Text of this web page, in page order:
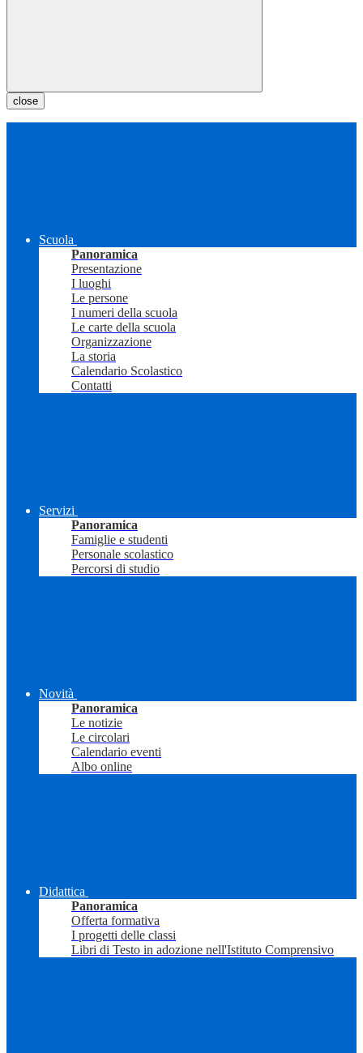
close
Scuola
Panoramica
Presentazione
I luoghi
Le persone
I numeri della scuola
Le carte della scuola
Organizzazione
La storia
Calendario Scolastico
Contatti
Servizi
Panoramica
Famiglie e studenti
Personale scolastico
Percorsi di studio
Novità
Panoramica
Le notizie
Le circolari
Calendario eventi
Albo online
Didattica
Panoramica
Offerta formativa
I progetti delle classi
Libri di Testo in adozione nell'Istituto Comprensivo